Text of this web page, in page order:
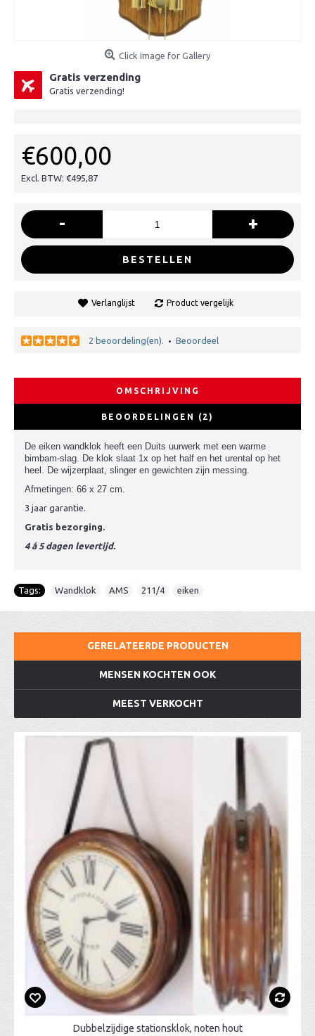
Click Image for Gallery
Gratis verzending
Gratis verzending!
€600,00
Excl. BTW: €495,87
- +
BESTELLEN
Verlanglijst Product vergelijk
2 beoordeling(en). • Beoordeel
OMSCHRIJVING
BEOORDELINGEN (2)
De eiken wandklok heeft een Duits uurwerk met een warme
bimbam-slag. De klok slaat 1x op het half en het urental op het
heel. De wijzerplaat, slinger en gewichten zijn messing.
Afmetingen: 66 x 27 cm.
3 jaar garantie.
Gratis bezorging.
4 á 5 dagen levertijd.
Tags: Wandklok AMS 211/4 eiken
GERELATEERDE PRODUCTEN
MENSEN KOCHTEN OOK
MEEST VERKOCHT
Dubbelzijdige stationsklok, noten hout